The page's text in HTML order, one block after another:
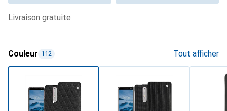
livraison gratuite
Couleur 112 Tout afficher